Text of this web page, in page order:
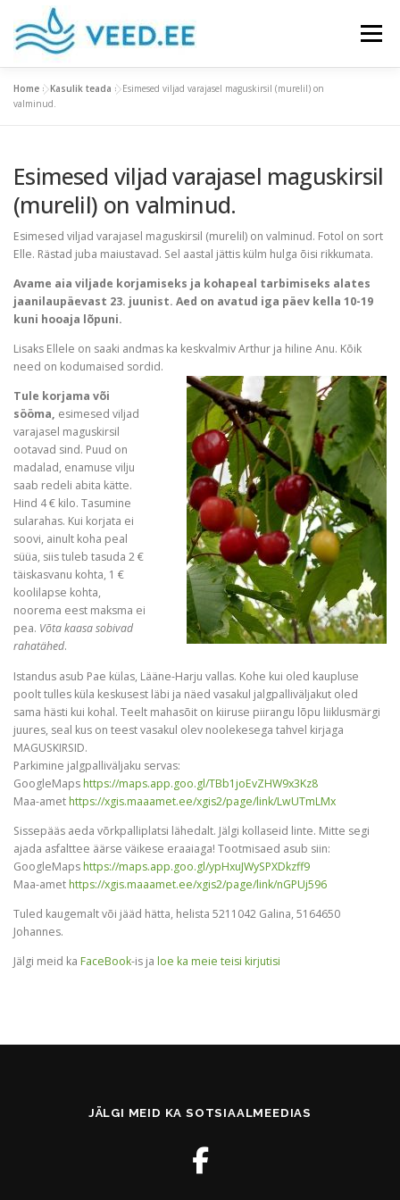
content
Menu
MIS ON MAARJAKASK
KASULIK TEADA GALERII KONTAKT
Home »Kasulik teada »Esimesed viljad varajasel maguskirsil (murelil) on
valminud.
Esimesed viljad varajasel maguskirsil
(murelil) on valminud.
Esimesed viljad varajasel maguskirsil (murelil) on valminud. Fotol on sort
Elle. Rästad juba maiustavad. Sel aastal jättis külm hulga õisi rikkumata.
Avame aia viljade korjamiseks ja kohapeal tarbimiseks alates
jaanilaupäevast 23. juunist. Aed on avatud iga päev kella 10-19
kuni hooaja lõpuni.
Lisaks Ellele on saaki andmas ka keskvalmiv Arthur ja hiline Anu. Kõik
need on kodumaised sordid.
Tule korjama või
sööma, esimesed viljad
varajasel maguskirsil
ootavad sind. Puud on
madalad, enamuse vilju
saab redeli abita kätte.
Hind 4 € kilo. Tasumine
sularahas. Kui korjata ei
soovi, ainult koha peal
süüa, siis tuleb tasuda 2 €
täiskasvanu kohta, 1 €
koolilapse kohta,
noorema eest maksma ei
pea. Võta kaasa sobivad
rahatähed.
Istandus asub Pae külas, Lääne-Harju vallas. Kohe kui oled kaupluse
poolt tulles küla keskusest läbi ja näed vasakul jalgpalliväljakut oled
sama hästi kui kohal. Teelt mahasõit on kiiruse piirangu lõpu liiklusmärgi
juures, seal kus on teest vasakul olev noolekesega tahvel kirjaga
MAGUSKIRSID.
Parkimine jalgpalliväljaku servas:
GoogleMaps https://maps.app.goo.gl/TBb1joEvZHW9x3Kz8
Maa-amet https://xgis.maaamet.ee/xgis2/page/link/LwUTmLMx
Sissepääs aeda võrkpalliplatsi lähedalt. Jälgi kollaseid linte. Mitte segi
ajada asfalttee äärse väikese eraaiaga! Tootmisaed asub siin:
GoogleMaps https://maps.app.goo.gl/ypHxuJWySPXDkzff9
Maa-amet https://xgis.maaamet.ee/xgis2/page/link/nGPUj596
Tuled kaugemalt või jääd hätta, helista 5211042 Galina, 5164650
Johannes.
Jälgi meid ka FaceBook-is ja loe ka meie teisi kirjutisi
JÄLGI MEID KA SOTSIAALMEEDIAS